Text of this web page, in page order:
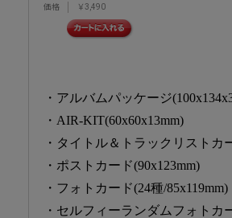
価格
￥3,490
・アルバムパッケージ
・AIR-KIT(60x60x13mm)
・タイトル＆トラックリストカ
・ポストカード(90x123mm)
・フォトカード(24種/85x119mm)
・セルフィーランダムフォトカ